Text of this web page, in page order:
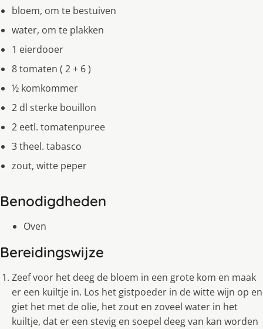
bloem, om te bestuiven
water, om te plakken
1 eierdooer
8 tomaten ( 2 + 6 )
½ komkommer
2 dl sterke bouillon
2 eetl. tomatenpuree
3 theel. tabasco
zout, witte peper
Benodigdheden
Oven
Bereidingswijze
Zeef voor het deeg de bloem in een grote kom en maak
er een kuiltje in. Los het gistpoeder in de witte wijn op en
giet het met de olie, het zout en zoveel water in het
kuiltje, dat er een stevig en soepel deeg van kan worden